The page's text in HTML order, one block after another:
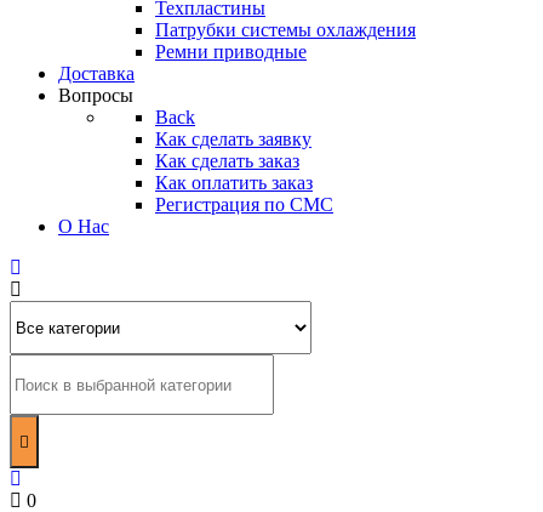
Техпластины
Патрубки системы охлаждения
Ремни приводные
Доставка
Вопросы
Back
Как сделать заявку
Как сделать заказ
Как оплатить заказ
Регистрация по СМС
О Нас
0